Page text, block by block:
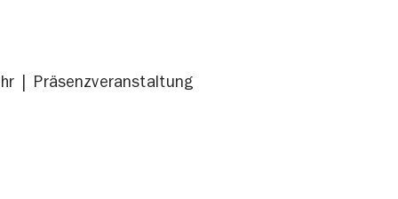
Präsenzveranstaltung